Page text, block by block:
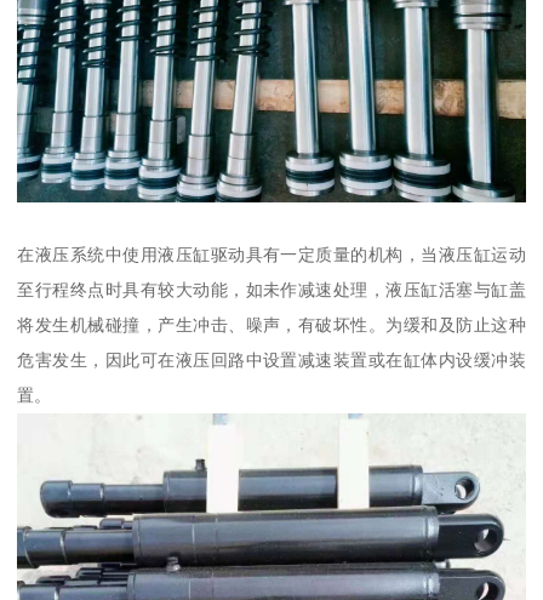
在液压系统中使用液压缸驱动具有一定质量的机构，当液压缸运动
至行程终点时具有较大动能，如未作减速处理，液压缸活塞与缸盖
将发生机械碰撞，产生冲击、噪声，有破坏性。为缓和及防止这种
危害发生，因此可在液压回路中设置减速装置或在缸体内设缓冲装
置。